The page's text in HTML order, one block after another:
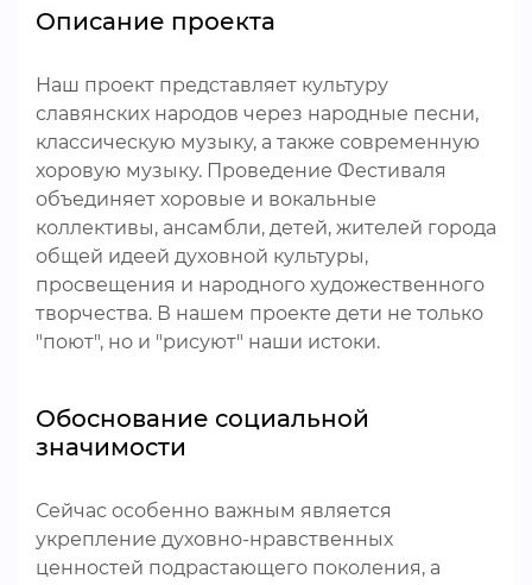
Описание проекта
Наш проект представляет культуру
славянских народов через народные песни,
классическую музыку, а также современную
хоровую музыку. Проведение Фестиваля
объединяет хоровые и вокальные
коллективы, ансамбли, детей, жителей города
общей идеей духовной культуры,
просвещения и народного художественного
творчества. В нашем проекте дети не только
"поют", но и "рисуют" наши истоки.
Обоснование социальной
значимости
Сейчас особенно важным является
укрепление духовно-нравственных
ценностей подрастающего поколения, а